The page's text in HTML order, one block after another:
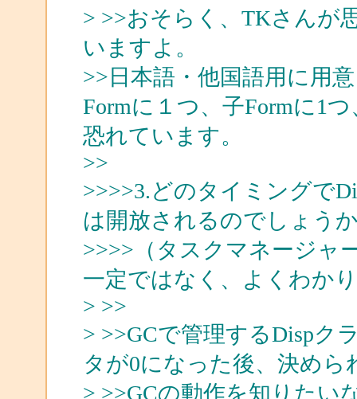
> >>おそらく、TKさんが
いますよ。
>>日本語・他国語用に用
Formに１つ、子Formに1
恐れています。
>>
>>>>3.どのタイミングで
は開放されるのでしょう
>>>>（タスクマネージャ
一定ではなく、よくわか
> >>
> >>GCで管理するDispク
タが0になった後、決め
> >>GCの動作を知りたい